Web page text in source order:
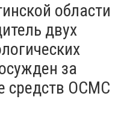
области
двух
за
средств ОСМС